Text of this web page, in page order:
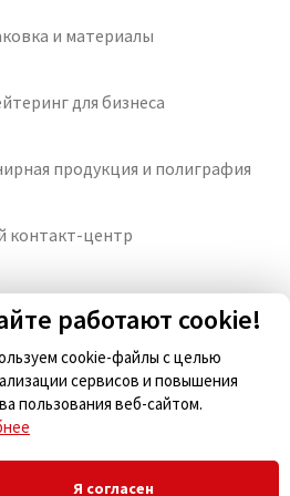
и материалы
для бизнеса
продукция и полиграфия
контакт-центр
сорта бумаги и картона
работают cookie!
cookie-файлы с целью
сервисов и повышения
пользования веб-сайтом.
Я согласен